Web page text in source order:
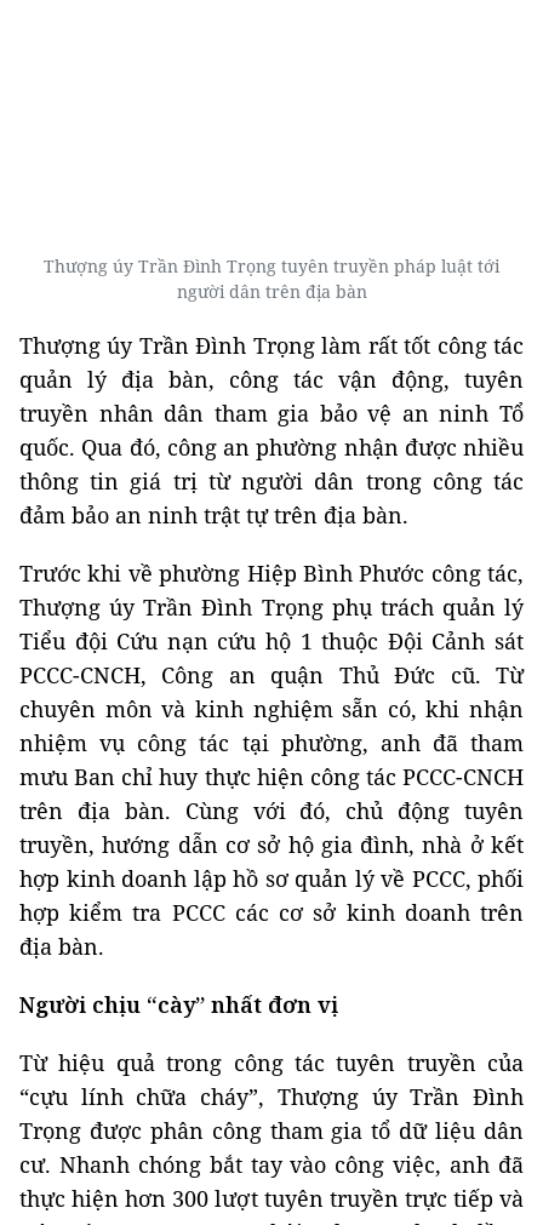
quản lý địa bàn, công tác vận động, tuyên
truyền nhân dân tham gia bảo vệ an ninh Tổ
thông tin giá trị từ người dân trong công tác
đảm bảo an ninh trật tự trên địa bàn.
Trước khi về phường Hiệp Bình Phước công tác,
Thượng úy Trần Đình Trọng phụ trách quản lý
Tiểu đội Cứu nạn cứu hộ 1 thuộc Đội Cảnh sát
chuyên môn và kinh nghiệm sẵn có, khi nhận
nhiệm vụ công tác tại phường, anh đã tham
mưu Ban chỉ huy thực hiện công tác PCCC-CNCH
trên địa bàn. Cùng với đó, chủ động tuyên
truyền, hướng dẫn cơ sở hộ gia đình, nhà ở kết
hợp kinh doanh lập hồ sơ quản lý về PCCC, phối
hợp kiểm tra PCCC các cơ sở kinh doanh trên
địa bàn.
Người chịu “cày” nhất đơn vị
Từ hiệu quả trong công tác tuyên truyền của
Trọng được phân công tham gia tổ dữ liệu dân
thực hiện hơn 300 lượt tuyên truyền trực tiếp và
trên các trang mạng xã hội Zalo, Facebook, lồng
ghép trong các cuộc họp chi bộ khu phố, tổ dân
phố.